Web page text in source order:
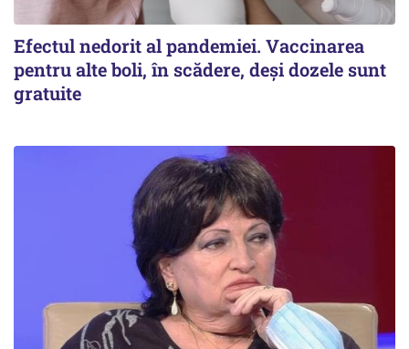
Efectul nedorit al pandemiei. Vaccinarea
pentru alte boli, în scădere, deşi dozele sunt
gratuite